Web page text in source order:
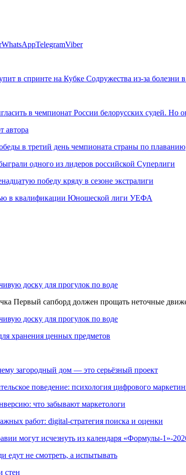
WhatsAppTelegramViber
в спринте на Кубке Содружества из-за болезни
в чемпионат России белорусских судей. Но
автора
в третий день чемпионата страны по плаванию
одного из лидеров российской Суперлиги
победу кряду в сезоне экстралиги
в квалификации Юношеской лиги УЕФА
доску для прогулок по воде
Первый сапборд должен прощать неточные
доску для прогулок по воде
хранения ценных предметов
загородный дом — это серьёзный проект
поведение: психология цифрового
что забывают маркетологи
работ: digital-стратегия поиска и оценки
могут исчезнуть из календаря «Формулы-1»-
едут не смотреть, а испытывать
стен